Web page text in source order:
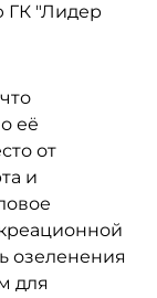
ГК "Лидер
её
от
и
озеленения
для